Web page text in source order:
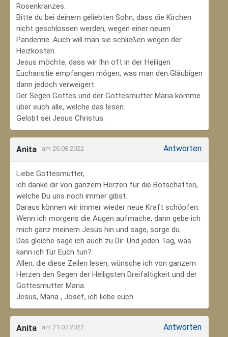
Rosenkranzes.
Bitte du bei deinem geliebten Sohn, dass die Kirchen
nicht geschlossen werden, wegen einer neuen
Pandemie. Auch will man sie schließen wegen der
Heizkosten.
Jesus möchte, dass wir Ihn oft in der Heiligen
Eucharistie empfangen mögen, was man den Gläubigen
dann jedoch verweigert.
Der Segen Gottes und der Gottesmutter Maria komme
über euch alle, welche das lesen.
Gelobt sei Jesus Christus.
Anita am 26.08.2022 Antworten
Liebe Gottesmutter,
ich danke dir von ganzem Herzen für die Botschaften,
welche Du uns noch immer gibst.
Daraus können wir immer wieder neue Kraft schöpfen.
Wenn ich morgens die Augen aufmache, dann gebe ich
mich ganz meinem Jesus hin und sage, sorge du.
Das gleiche sage ich auch zu Dir. Und jeden Tag, was
kann ich für Euch tun?
Allen, die diese Zeilen lesen, wünsche ich von ganzem
Herzen den Segen der Heiligsten Dreifaltigkeit und der
Gottesmutter Maria.
Jesus, Maria , Josef, ich liebe euch.
Anita am 21.07.2022 Antworten